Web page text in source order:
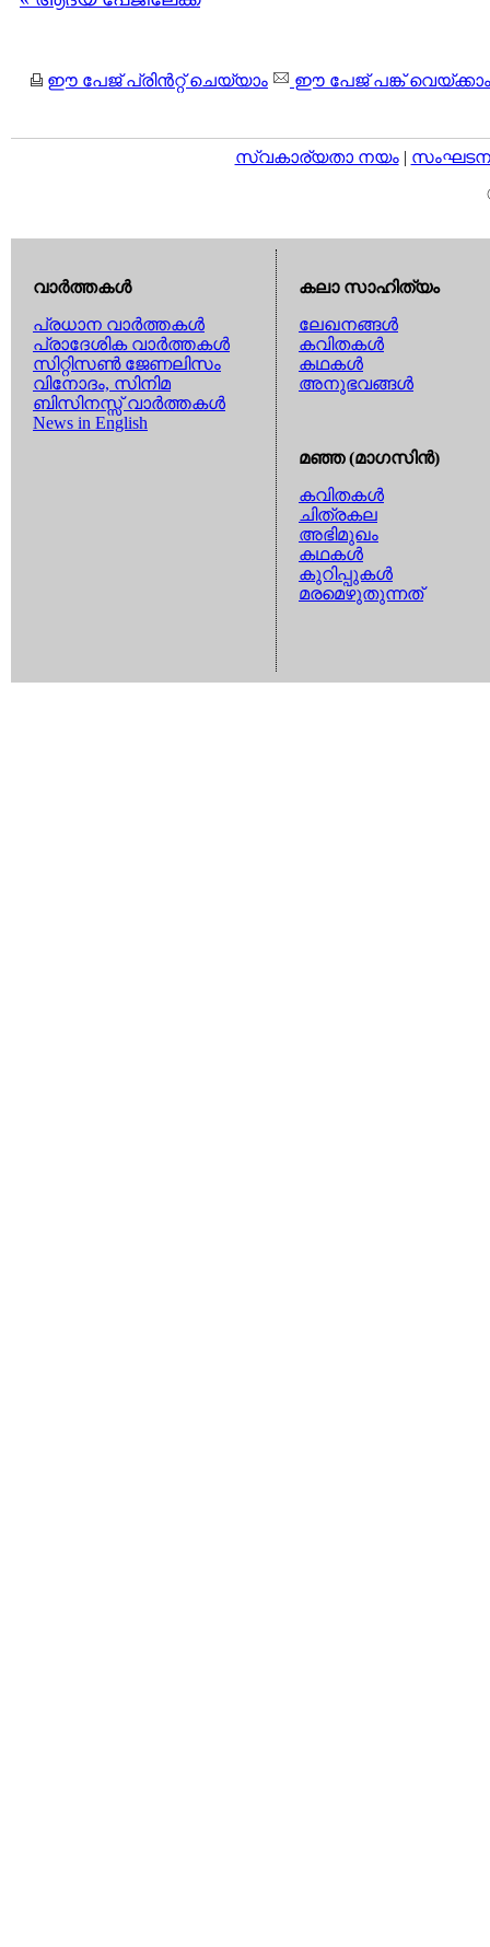
ഈ പേജ് പ്രിന്‍റ്റ് ചെയ്യാം ഈ പേജ് പങ്ക് വെയ്ക്കാം
സ്വകാര്യതാ നയം|
വാര്‍ത്തകള്‍
പ്രധാന വാര്‍ത്തകള്‍
പ്രാദേശിക വാര്‍ത്തകള്‍
സിറ്റിസണ്‍ ജേണലിസം
വിനോദം, സിനിമ
ബിസിനസ്സ് വാര്‍ത്തകള്‍
News in English
കലാ സാഹിത്യം
ലേഖനങ്ങള്‍
കവിതകള്‍
കഥകള്‍
അനുഭവങ്ങള്‍
മഞ്ഞ (മാഗസിന്‍)
കവിതകള്‍
ചിത്രകല
അഭിമുഖം
കഥകള്‍
കുറിപ്പുകള്‍
മരമെഴുതുന്നത്